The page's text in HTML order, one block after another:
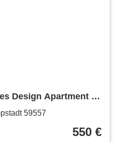
Design Apartment im
59557
550 €